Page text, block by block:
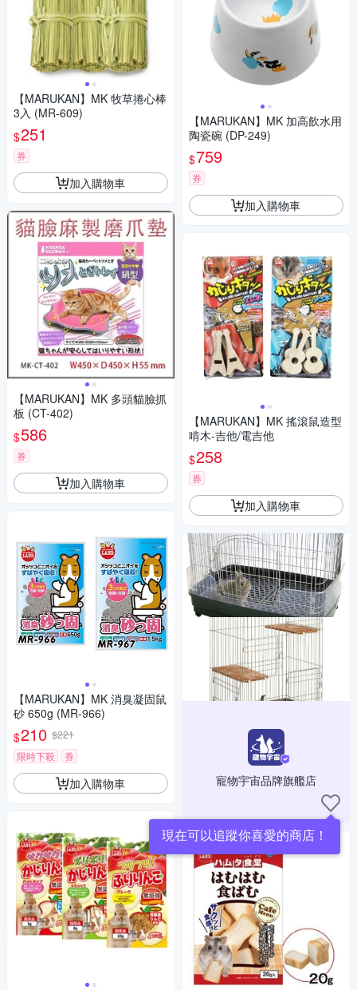
【MARUKAN】MK 牧草捲心棒
3入 (MR-609)
$251
券
加入購物車
【MARUKAN】MK 多頭貓臉抓
板 (CT-402)
$586
券
加入購物車
【MARUKAN】MK 消臭凝固鼠
砂 650g (MR-966)
$210 $221
限時下殺
券
加入購物車
【MARUKAN】MK 加高飲水用
陶瓷碗 (DP-249)
$759
券
加入購物車
【MARUKAN】MK 搖滾鼠造型
啃木-吉他/電吉他
$258
券
加入購物車
寵物宇宙品牌旗艦店
現在可以追蹤你喜愛的商店！